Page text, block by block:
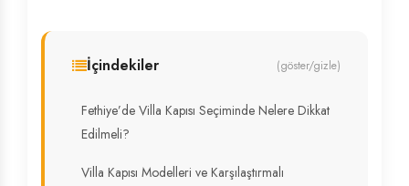
İçindekiler (göster/gizle)
Fethiye’de Villa Kapısı Seçiminde Nelere Dikkat
Edilmeli?
Villa Kapısı Modelleri ve Karşılaştırmalı